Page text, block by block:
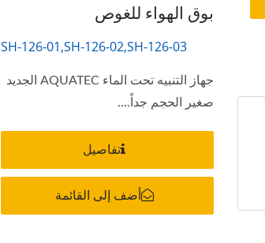
بوق الهواء للغوص
SH-126-01,SH-126-02,SH-126-03
جهاز التنبيه تحت الماء AQUATEC الجديد
صغير الحجم جداً....
تفاصيل
أضف إلى القائمة